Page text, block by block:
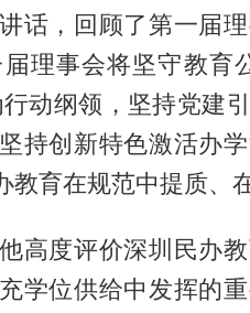
话，回顾了第一届
理事会将坚守教育
动纲领，坚持党建
持创新特色激活办
育在规范中提质、
高度评价深圳民办
学位供给中发挥的